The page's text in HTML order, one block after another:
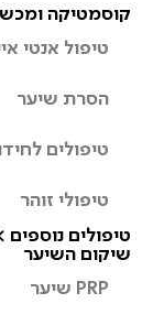
קוסמטיקה
טיפול אנטי
הסרת שיער
טיפולים
טיפולי זוהר
טיפולים נוספים
שיקום השיער
PRP שיער